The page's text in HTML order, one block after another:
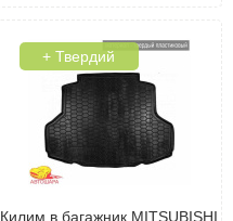
+ Твердий
Килим в багажник MITSUBISHI